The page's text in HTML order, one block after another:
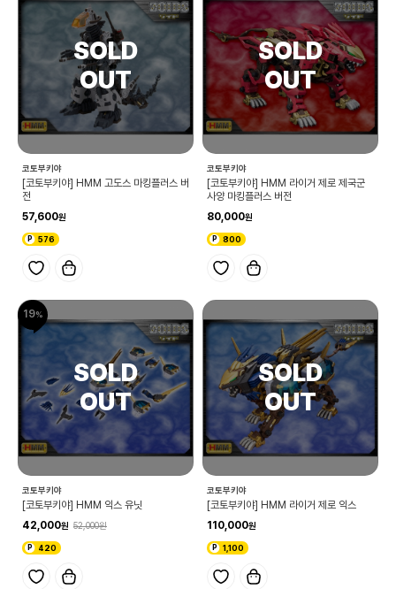
코토부키야
[코토부키야] HMM 고도스 마킹플러스 버
전
57,600
576
코토부키야
[코토부키야] HMM 라이거 제로 제국군
사양 마킹플러스 버전
80,000
800
19
코토부키야
[코토부키야] HMM 익스 유닛
42,000
52,000
420
코토부키야
[코토부키야] HMM 라이거 제로 익스
110,000
1,100